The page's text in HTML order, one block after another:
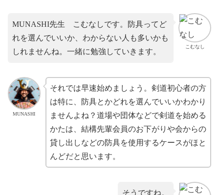
こむなし
MUNASHI先生 こむなしです。防具ってど
れを選んでいいか、わからない人も多いかも
しれませんね。一緒に勉強していきます。
MUNASHI
それでは早速始めましょう。剣道初心者の方
は特に、防具とかどれを選んでいいかわかり
ませんよね？道場や団体などで剣道を始める
かたは、結構先輩会員のお下がりや会からの
貸し出しなどの防具を使用するケースがほと
んどだと思います。
そうですね。